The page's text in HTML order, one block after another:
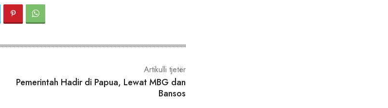
Artikulli tjetër
Pemerintah Hadir di Papua, Lewat MBG dan
Bansos